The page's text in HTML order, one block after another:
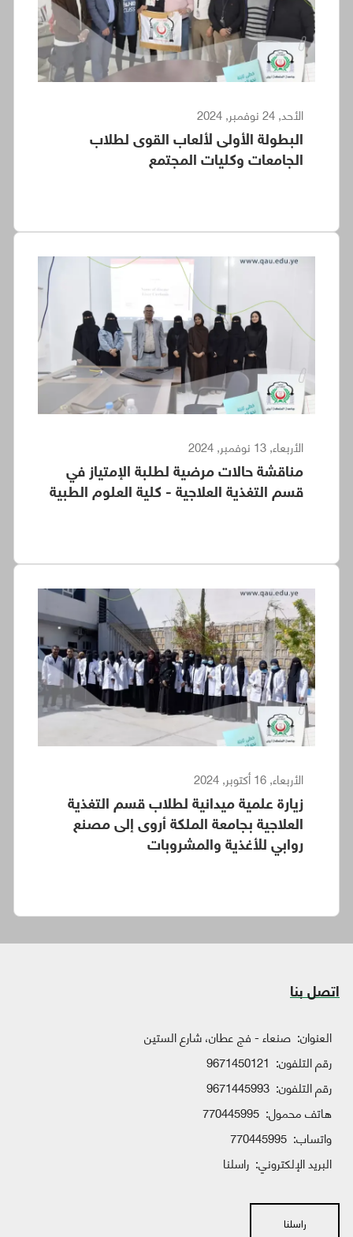
الأحد, 24 نوفمبر, 2024
البطولة الأولى لألعاب القوى لطلاب
الجامعات وكليات المجتمع
الأربعاء, 13 نوفمبر, 2024
مناقشة حالات مرضية لطلبة الإمتياز في
قسم التغذية العلاجية - كلية العلوم الطبية
الأربعاء, 16 أكتوبر, 2024
زيارة علمية ميدانية لطلاب قسم التغذية
العلاجية بجامعة الملكة أروى إلى مصنع
روابي للأغذية والمشروبات
اتصل بنا
العنوان: صنعاء - فج عطان، شارع الستين
رقم التلفون: 9671450121
رقم التلفون: 9671445993
هاتف محمول: 770445995
واتساب:
البريد الإلكتروني: راسلنا
راسلنا